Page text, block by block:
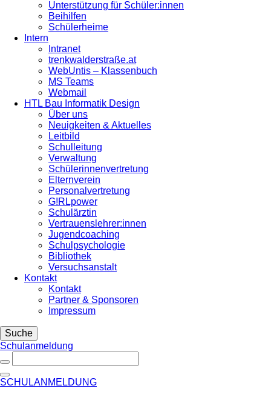
Unterstützung für Schüler:innen
Beihilfen
Schülerheime
Intern
Intranet
trenkwalderstraße.at
WebUntis – Klassenbuch
MS Teams
Webmail
HTL Bau Informatik Design
Über uns
Neuigkeiten & Aktuelles
Leitbild
Schulleitung
Verwaltung
Schülerinnenvertretung
Elternverein
Personalvertretung
G!RLpower
Schulärztin
Vertrauenslehrer:innen
Jugendcoaching
Schulpsychologie
Bibliothek
Versuchsanstalt
Kontakt
Kontakt
Partner & Sponsoren
Impressum
Suche
Schulanmeldung
SCHULANMELDUNG